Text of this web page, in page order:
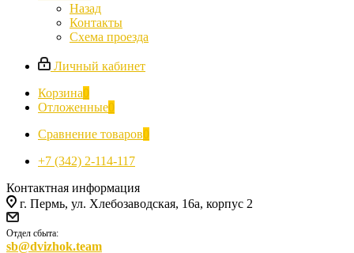
Назад
Контакты
Схема проезда
Личный кабинет
Корзина0
Отложенные0
Сравнение товаров0
+7 (342) 2-114-117
Контактная информация
г. Пермь, ул. Хлебозаводская, 16а, корпус 2
Отдел сбыта:
sb@dvizhok.team